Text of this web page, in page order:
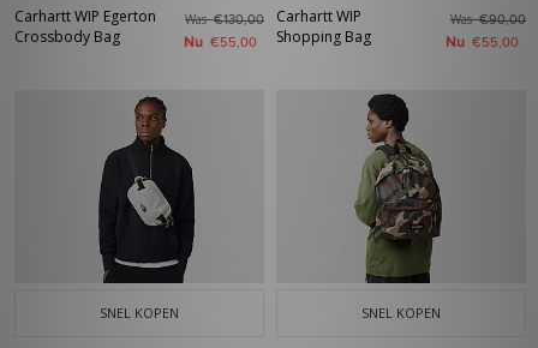
Carhartt WIP Egerton
Crossbody Bag
Was€130,00
Nu €55,00
Carhartt WIP
Shopping Bag
Was€90,00
Nu €55,00
SNEL KOPEN SNEL KOPEN